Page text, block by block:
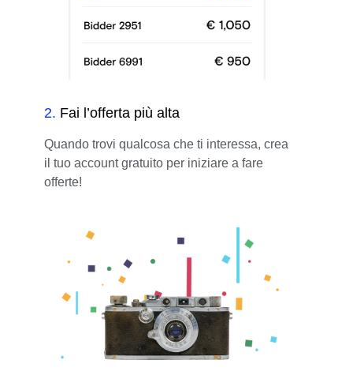
2. Fai l’offerta più alta
Quando trovi qualcosa che ti interessa, crea
il tuo account gratuito per iniziare a fare
offerte!